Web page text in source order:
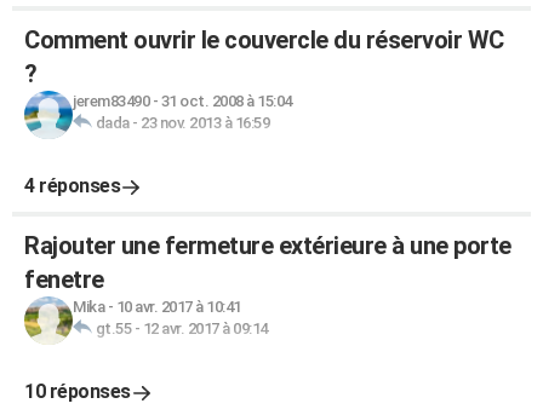
Comment ouvrir le couvercle du réservoir WC
?
jerem83490- 31 oct. 2008 à 15:04
dada- 23 nov. 2013 à 16:59
4 réponses
Rajouter une fermeture extérieure à une porte
fenetre
Mika- 10 avr. 2017 à 10:41
gt.55- 12 avr. 2017 à 09:14
10 réponses